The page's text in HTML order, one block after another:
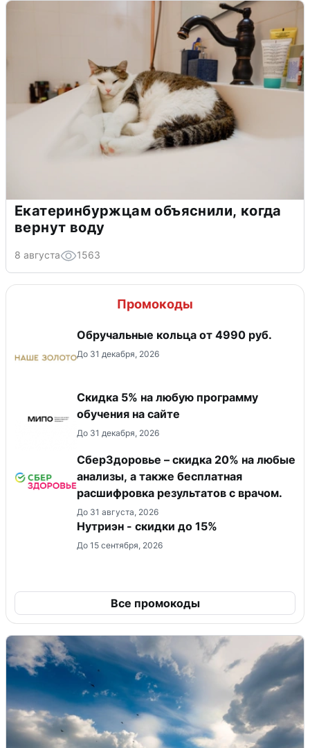
Екатеринбуржцам объяснили, когда
вернут воду
8 августа 1563
Промокоды
Обручальные кольца от 4990 руб.
До 31 декабря, 2026
Скидка 5% на любую программу
обучения на сайте
До 31 декабря, 2026
СберЗдоровье – скидка 20% на любые
анализы, а также бесплатная
расшифровка результатов с врачом.
До 31 августа, 2026
Нутриэн - скидки до 15%
До 15 сентября, 2026
Все промокоды